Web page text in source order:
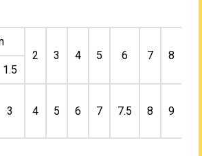
2
3 4 5 6 7 8
1.5
3 4 5 6 7 7.5 8 9